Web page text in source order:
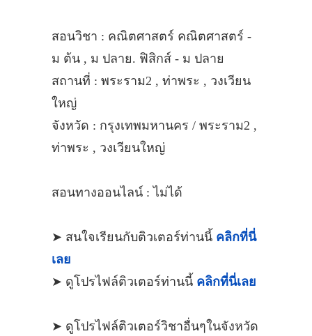
สอนวิชา : คณิตศาสตร์ คณิตศาสตร์ -
ม ต้น , ม ปลาย. ฟิสิกส์ - ม ปลาย
สถานที่ : พระราม2 , ท่าพระ , วงเวียน
ใหญ่
จังหวัด : กรุงเทพมหานคร / พระราม2 ,
ท่าพระ , วงเวียนใหญ่
สอนทางออนไลน์ : ไม่ได้
➤ สนใจเรียนกับติวเตอร์ท่านนี้ คลิกที่นี่
เลย
➤ ดูโปรไฟล์ติวเตอร์ท่านนี้ คลิกที่นี่เลย
➤ ดูโปรไฟล์ติวเตอร์วิชาอื่นๆในจังหวัด